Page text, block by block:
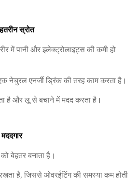
स्रोत
में पानी और इलेक्ट्रोलाइट्स की कमी हो
नेचुरल एनर्जी ड्रिंक की तरह काम करता है।
है और लू से बचाने में मदद करता है।
बेहतर बनाता है।
है, जिससे ओवरईटिंग की समस्या कम होती